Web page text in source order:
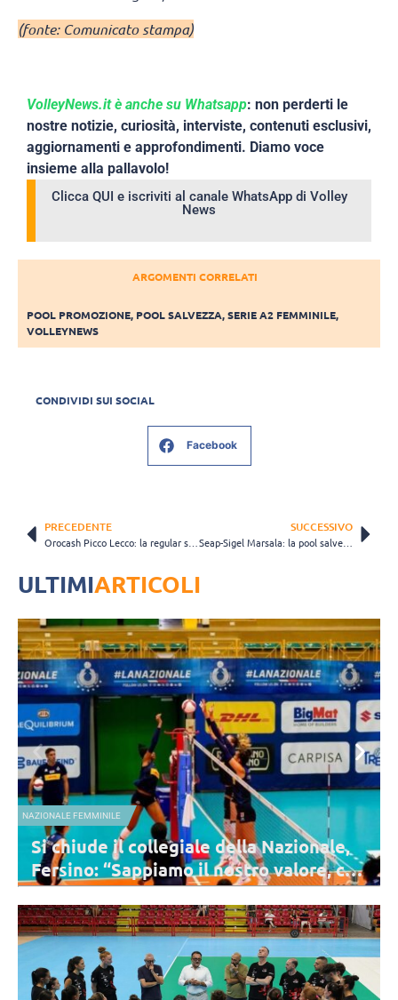
(fonte: Comunicato stampa)
VolleyNews.it è anche su Whatsapp: non perderti le
nostre notizie, curiosità, interviste, contenuti esclusivi,
aggiornamenti e approfondimenti. Diamo voce
insieme alla pallavolo!
Clicca QUI e iscriviti al canale WhatsApp di Volley
News
ARGOMENTI CORRELATI
POOL PROMOZIONE, POOL SALVEZZA,SERIE A2 FEMMINILE,
VOLLEYNEWS
CONDIVIDI SUI SOCIAL
Facebook
PRECEDENTE SUCCESSIVO
Seap-Sigel Marsala: la pool salvezza parte tra le mura amiche
ULTIMIARTICOLI
Nazionale,
valore, chi
preparazione ai
NAZIONALE FEMMINILE
I consigli di lettura di
dal “Libro della Giungla” a
451”
con la preparazione per i prossimi Campionati
bellissima iniziativa.